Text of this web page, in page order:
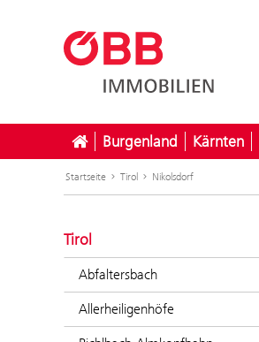
Burgenland Kärnten
Startseite Tirol Nikolsdorf
Tirol
Abfaltersbach
Allerheiligenhöfe